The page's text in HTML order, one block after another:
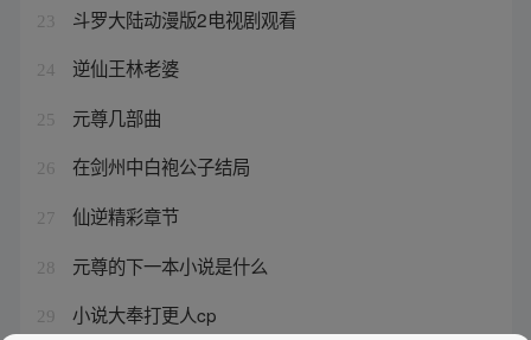
23 斗罗大陆动漫版2电视剧观看
24 逆仙王林老婆
25 元尊几部曲
26 在剑州中白袍公子结局
27 仙逆精彩章节
28 元尊的下一本小说是什么
29 小说大奉打更人cp